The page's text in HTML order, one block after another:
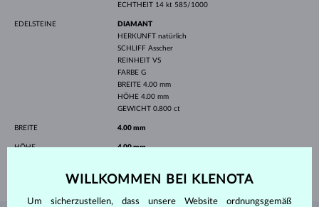
ECHTHEIT 14 kt 585/1000
EDELSTEINE
DIAMANT
HERKUNFT natürlich
SCHLIFF Asscher
REINHEIT VS
FARBE G
BREITE 4.00 mm
HÖHE 4.00 mm
GEWICHT 0.800 ct
BREITE 4.00 mm
HÖHE 4.00 mm
WILLKOMMEN BEI KLENOTA
Um sicherzustellen, dass unsere Website ordnungsgemäß